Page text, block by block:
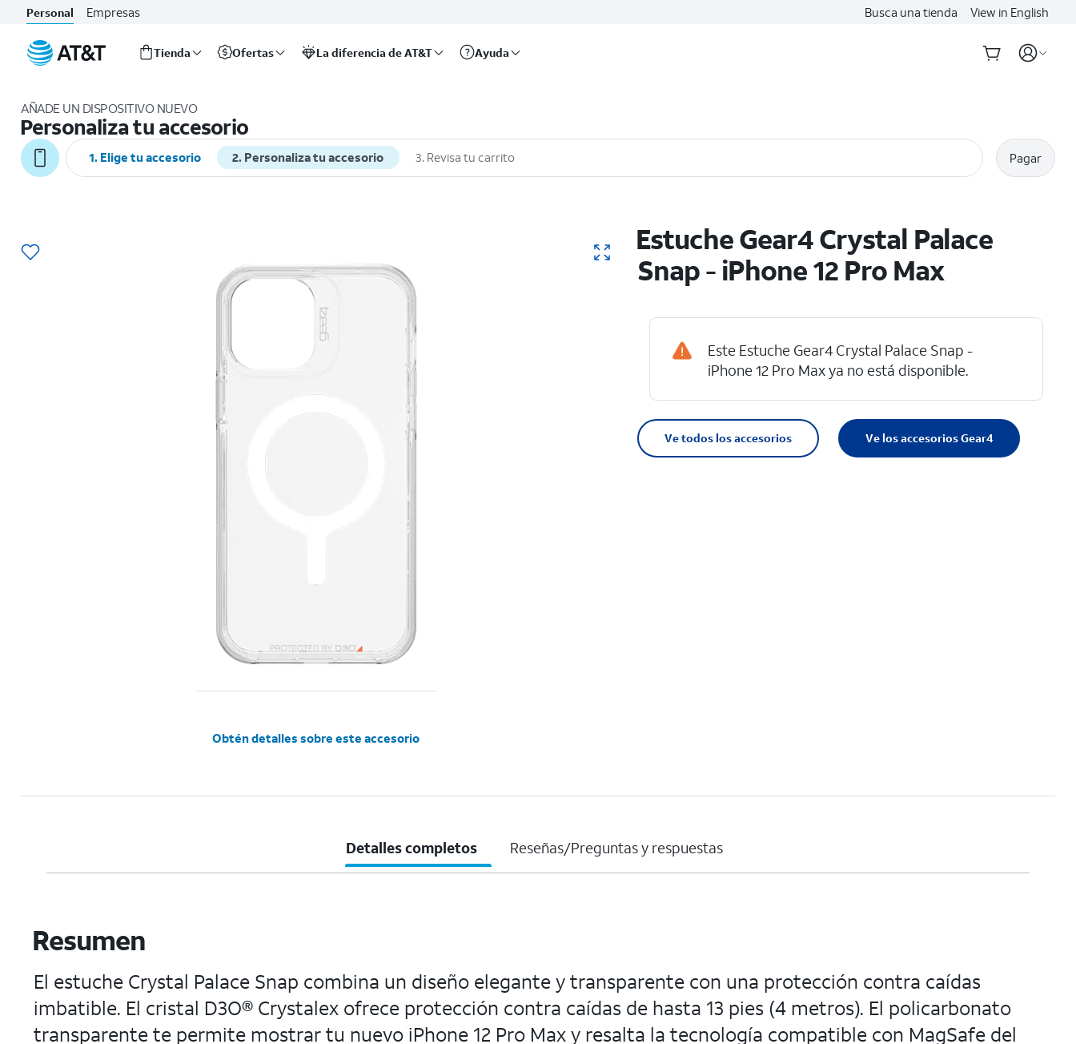
Personal Empresas Busca una tienda View in English
Tienda Ofertas La diferencia de AT&T Ayuda
AÑADE UN DISPOSITIVO NUEVO
Personaliza tu accesorio
1. Elige tu accesorio 2. Personaliza tu accesorio 3. Revisa tu carrito Pagar
Obtén detalles sobre este accesorio
Estuche Gear4 Crystal Palace
Snap - iPhone 12 Pro Max
Este Estuche Gear4 Crystal Palace Snap -
iPhone 12 Pro Max ya no está disponible.
Ve todos los accesorios Ve los accesorios Gear4
Detalles completos Reseñas/Preguntas y respuestas
Resumen
El estuche Crystal Palace Snap combina un diseño elegante y transparente con una protección contra caídas
imbatible. El cristal D3O® Crystalex ofrece protección contra caídas de hasta 13 pies (4 metros). El policarbonato
transparente te permite mostrar tu nuevo iPhone 12 Pro Max y resalta la tecnología compatible con MagSafe del